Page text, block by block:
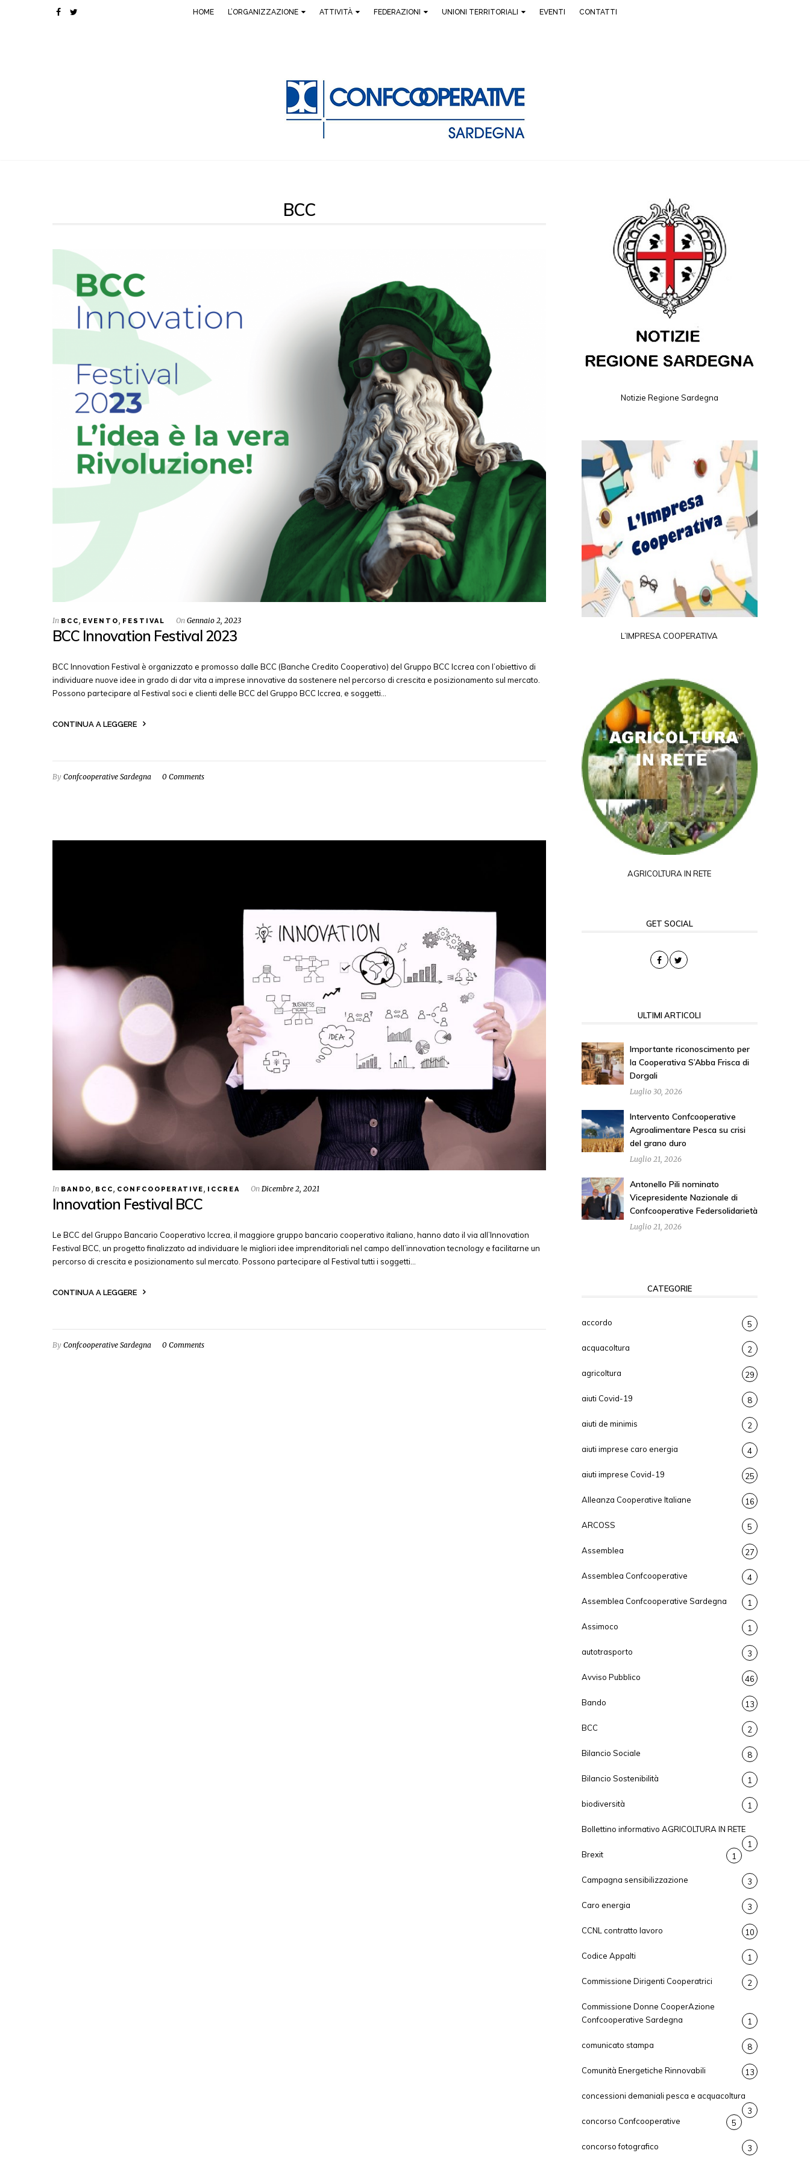
HOME L’ORGANIZZAZIONE ATTIVITÀ FEDERAZIONI UNIONI TERRITORIALI EVENTI CONTATTI
BCC
In BCC, EVENTO, FESTIVAL On Gennaio 2, 2023
BCC Innovation Festival 2023
BCC Innovation Festival è organizzato e promosso dalle BCC (Banche Credito Cooperativo) del Gruppo BCC Iccrea con l’obiettivo di
individuare nuove idee in grado di dar vita a imprese innovative da sostenere nel percorso di crescita e posizionamento sul mercato.
Possono partecipare al Festival soci e clienti delle BCC del Gruppo BCC Iccrea, e soggetti…
CONTINUA A LEGGERE
By Confcooperative Sardegna 0 Comments
In BANDO , BCC , CONFCOOPERATIVE , ICCREA On Dicembre 2, 2021
Innovation Festival BCC
Le BCC del Gruppo Bancario Cooperativo Iccrea, il maggiore gruppo bancario cooperativo italiano, hanno dato il via all’Innovation
Festival BCC, un progetto finalizzato ad individuare le migliori idee imprenditoriali nel campo dell’innovation tecnology e facilitarne un
percorso di crescita e posizionamento sul mercato. Possono partecipare al Festival tutti i soggetti…
CONTINUA A LEGGERE
By Confcooperative Sardegna 0 Comments
Notizie Regione Sardegna
L’IMPRESA COOPERATIVA
AGRICOLTURA IN RETE
GET SOCIAL
ULTIMI ARTICOLI
Importante riconoscimento per
la Cooperativa S’Abba Frisca di
Dorgali
Luglio 30, 2026
Intervento Confcooperative
Agroalimentare Pesca su crisi
del grano duro
Luglio 21, 2026
Antonello Pili nominato
Vicepresidente Nazionale di
Confcooperative Federsolidarietà
Luglio 21, 2026
CATEGORIE
accordo 5
acquacoltura 2
agricoltura 29
aiuti Covid-19 8
aiuti de minimis 2
aiuti imprese caro energia 4
aiuti imprese Covid-19 25
Alleanza Cooperative Italiane 16
ARCOSS 5
Assemblea 27
Assemblea Confcooperative 4
Assemblea Confcooperative Sardegna 1
Assimoco 1
autotrasporto 3
Avviso Pubblico 46
Bando 13
BCC 2
Bilancio Sociale 8
Bilancio Sostenibilità 1
biodiversità 1
Bollettino informativo AGRICOLTURA IN RETE
1
Brexit
1
Campagna sensibilizzazione 3
Caro energia 3
CCNL contratto lavoro 10
Codice Appalti 1
Commissione Dirigenti Cooperatrici 2
Commissione Donne CooperAzione
Confcooperative Sardegna
1
comunicato stampa 8
Comunità Energetiche Rinnovabili 13
concessioni demaniali pesca e acquacoltura
3
concorso Confcooperative
5
concorso fotografico 3